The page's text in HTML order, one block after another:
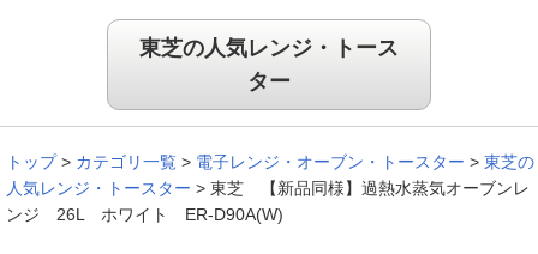
東芝の人気レンジ・トース
ター
トップ > カテゴリ一覧 > 電子レンジ・オーブン・トースター > 東芝の
人気レンジ・トースター > 東芝 【新品同様】過熱水蒸気オーブンレ
ンジ 26L ホワイト ER-D90A(W)